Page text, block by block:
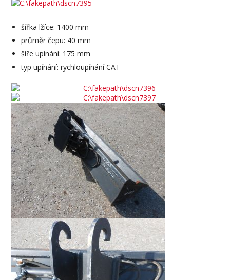
šířka lžíce: 1400 mm
průměr čepu: 40 mm
šíře upínání: 175 mm
typ upínání: rychloupínání CAT